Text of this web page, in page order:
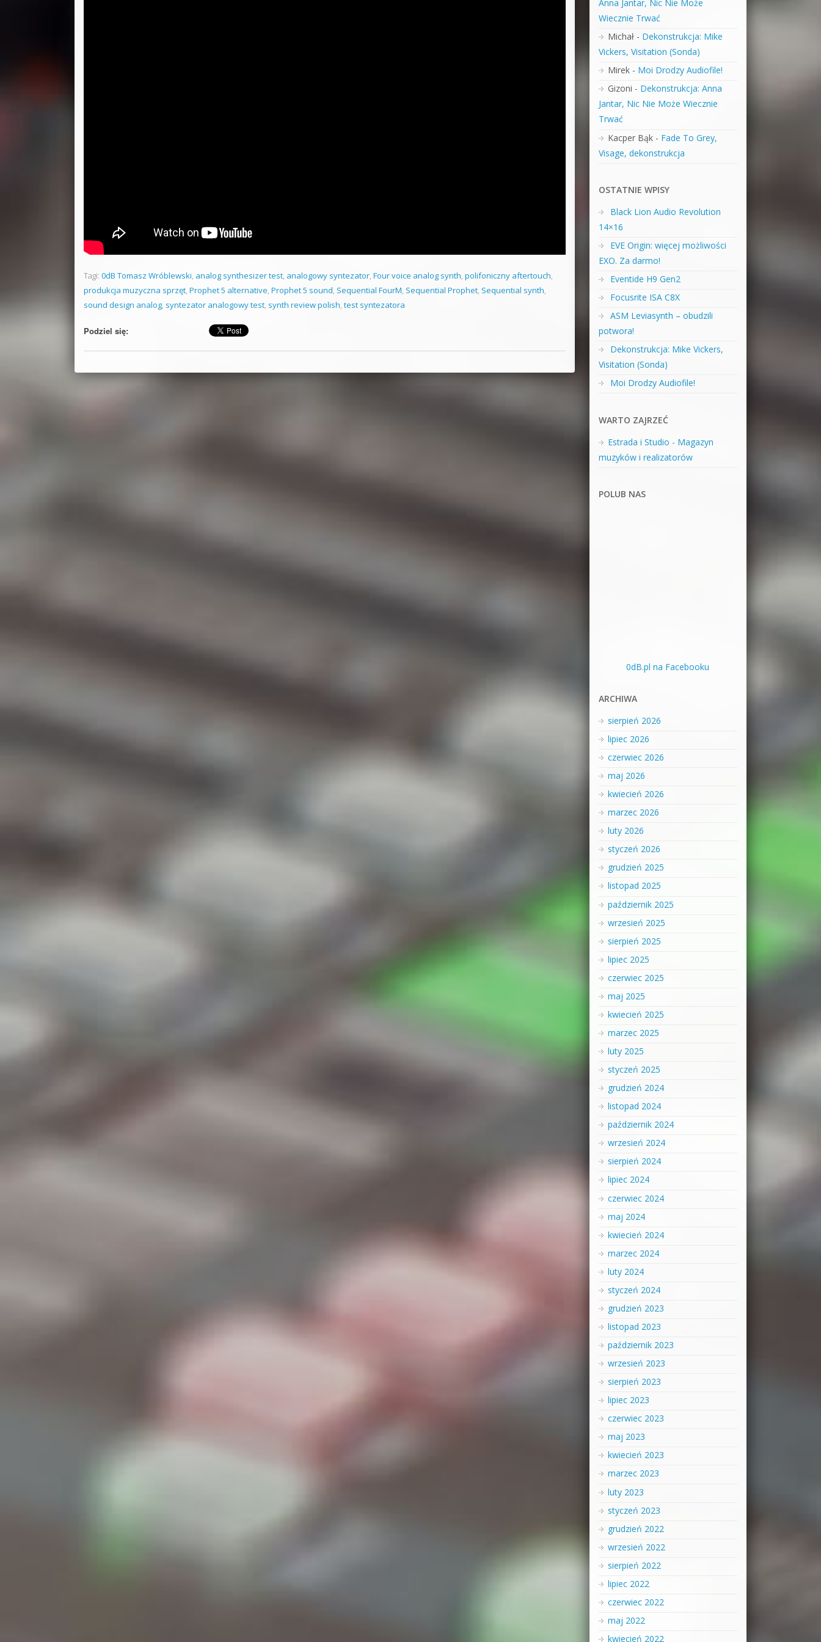
Tagi: 0dB Tomasz Wróblewski, analog synthesizer test, analogowy syntezator, Four voice analog synth, polifoniczny aftertouch,
produkcja muzyczna sprzęt, Prophet 5 alternative, Prophet 5 sound, Sequential FourM, Sequential Prophet, Sequential synth,
sound design analog, syntezator analogowy test, synth review polish, test syntezatora
Podziel się:
Anna Jantar, Nic Nie Może
Wiecznie Trwać
Michał- Dekonstrukcja: Mike
Vickers, Visitation (Sonda)
Mirek- Moi Drodzy Audiofile!
Gizoni - Dekonstrukcja: Anna
Jantar, Nic Nie Może Wiecznie
Trwać
Kacper Bąk- Fade To Grey,
Visage, dekonstrukcja
OSTATNIE WPISY
Black Lion Audio Revolution
14×16
EVE Origin: więcej możliwości
EXO. Za darmo!
Eventide H9 Gen2
Focusrite ISA C8X
ASM Leviasynth – obudzili
potwora!
Dekonstrukcja: Mike Vickers,
Visitation (Sonda)
Moi Drodzy Audiofile!
WARTO ZAJRZEĆ
Estrada i Studio - Magazyn
muzyków i realizatorów
POLUB NAS
0dB.pl na Facebooku
ARCHIWA
sierpień 2026
lipiec 2026
czerwiec 2026
maj 2026
kwiecień 2026
marzec 2026
luty 2026
styczeń 2026
grudzień 2025
listopad 2025
październik 2025
wrzesień 2025
sierpień 2025
lipiec 2025
czerwiec 2025
maj 2025
kwiecień 2025
marzec 2025
luty 2025
styczeń 2025
grudzień 2024
listopad 2024
październik 2024
wrzesień 2024
sierpień 2024
lipiec 2024
czerwiec 2024
maj 2024
kwiecień 2024
marzec 2024
luty 2024
styczeń 2024
grudzień 2023
listopad 2023
październik 2023
wrzesień 2023
sierpień 2023
lipiec 2023
czerwiec 2023
maj 2023
kwiecień 2023
marzec 2023
luty 2023
styczeń 2023
grudzień 2022
wrzesień 2022
sierpień 2022
lipiec 2022
czerwiec 2022
maj 2022
kwiecień 2022